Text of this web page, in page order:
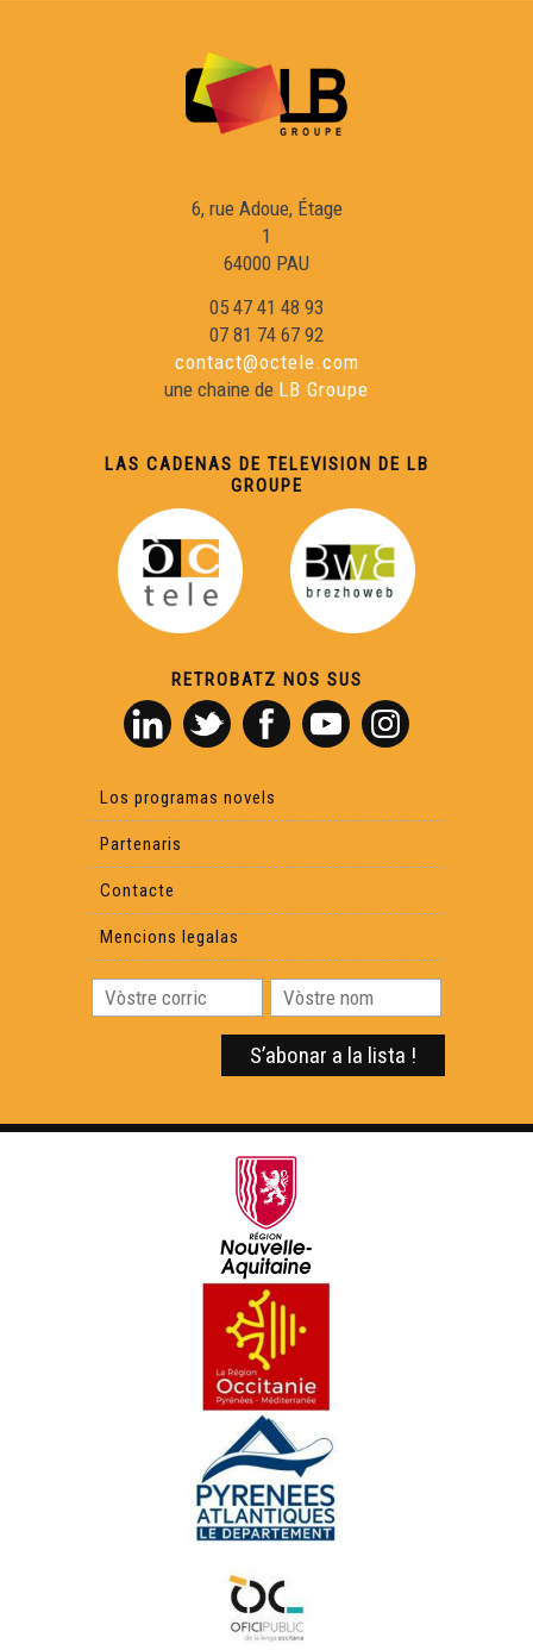
6, rue Adoue, Étage
1
64000 PAU
05 47 41 48 93
07 81 74 67 92
contact@octele.com
une chaine de LB Groupe
LAS CADENAS DE TELEVISION DE LB
GROUPE
RETROBATZ NOS SUS
Los programas novels
Partenaris
Contacte
Mencions legalas